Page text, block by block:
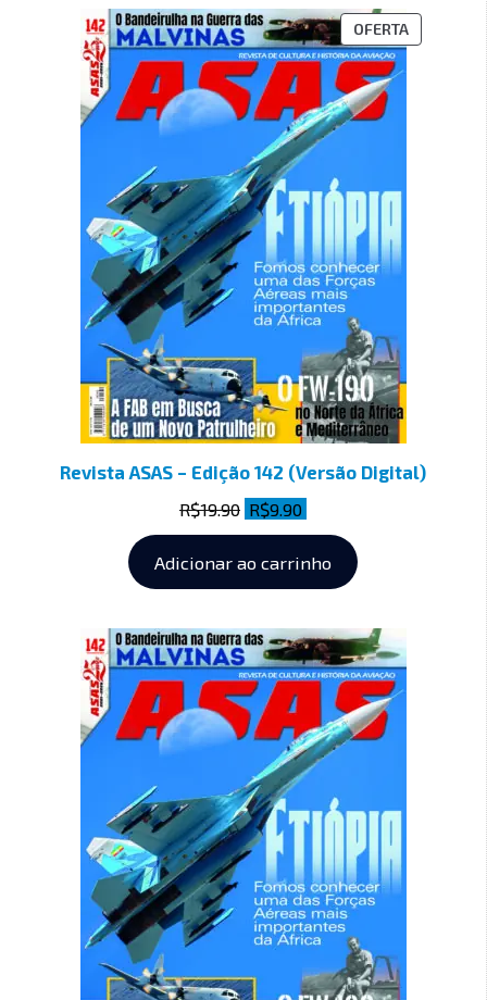
OFERTA
Revista ASAS – Edição 142 (Versão Digital)
R$19.90 R$9.90
Adicionar ao carrinho